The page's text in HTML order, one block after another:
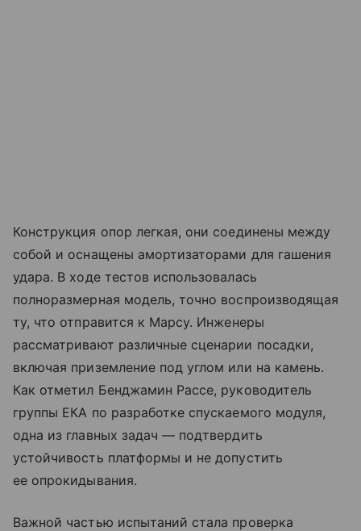
Конструкция опор легкая, они соединены между
собой и оснащены амортизаторами для гашения
удара. В ходе тестов использовалась
полноразмерная модель, точно воспроизводящая
ту, что отправится к Марсу. Инженеры
рассматривают различные сценарии посадки,
включая приземление под углом или на камень.
Как отметил Бенджамин Рассе, руководитель
группы ЕКА по разработке спускаемого модуля,
одна из главных задач — подтвердить
устойчивость платформы и не допустить
ее опрокидывания.
Важной частью испытаний стала проверка